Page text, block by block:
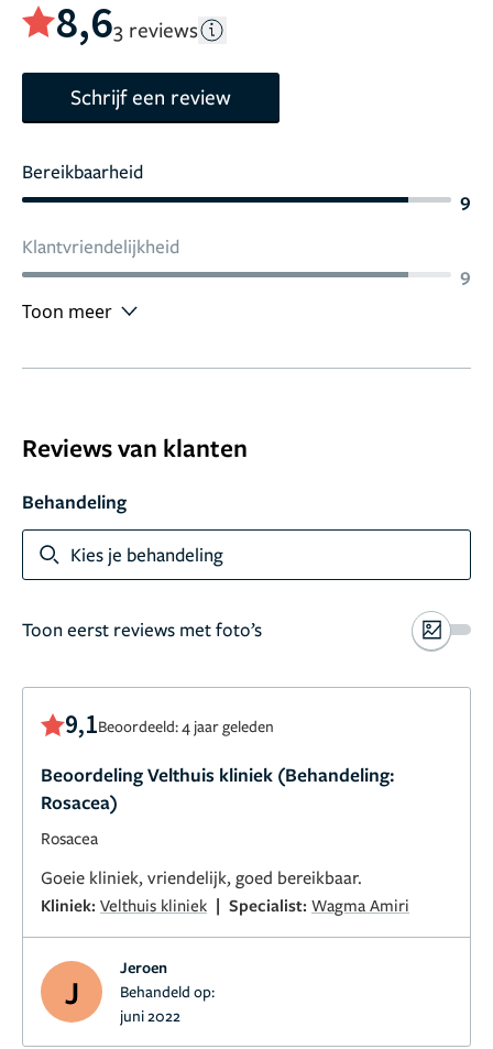
8,63 reviews
Schrijf een review
Bereikbaarheid
9
Klantvriendelijkheid
9
Toon meer
Reviews van klanten
Behandeling
Kies je behandeling
Toon eerst reviews met foto’s
9,1Beoordeeld: 4 jaar geleden
Beoordeling Velthuis kliniek (Behandeling:
Rosacea)
Rosacea
Goeie kliniek, vriendelijk, goed bereikbaar.
Kliniek: Velthuis kliniek | Specialist: Wagma Amiri
J
Jeroen
Behandeld op:
juni 2022